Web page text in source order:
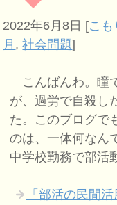
2022年6月8日 [こも
月 ,社会問題]
こんばんわ。瞳
が、過労で自殺し
た。このブログで
のは、一体何な
中学校勤務で部活
「部活の民間